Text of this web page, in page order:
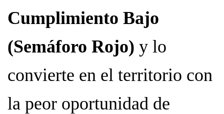
Cumplimiento Bajo
(Semáforo Rojo) y lo
convierte en el territorio con
la peor oportunidad de